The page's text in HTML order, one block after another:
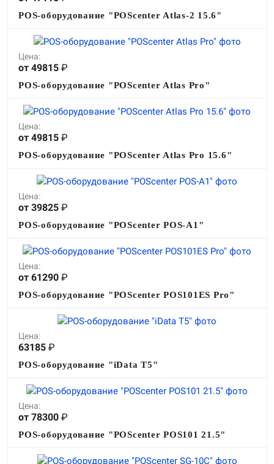
О КОМПАНИИ
производства кассового и весового оборудования.
КОНТАКТЫ
ОТЗЫВЫ О НАС
ПОЛЕЗНЫЕ РЕСУРСЫ
Самая актуальная и необходимая информация о нововведениях и
технической составляющей ассортимента «POScenter».
НОВОСТИ
+7 (495) 518-94-41 info@poscenter.ru
POS-оборудование "POScenter Atlas-2 15.6"
Цена:
от 49815 ₽
POS-оборудование "POScenter Atlas Pro"
Цена:
от 49815 ₽
POS-оборудование "POScenter Atlas Pro 15.6"
Цена:
от 39825 ₽
POS-оборудование "POScenter POS-A1"
Цена:
от 61290 ₽
POS-оборудование "POScenter POS101ES Pro"
Цена:
63185 ₽
POS-оборудование "iData T5"
Цена:
от 78300 ₽
POS-оборудование "POScenter POS101 21.5"